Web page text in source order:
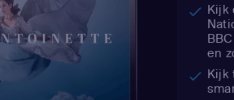
Kijk
en
Kijk